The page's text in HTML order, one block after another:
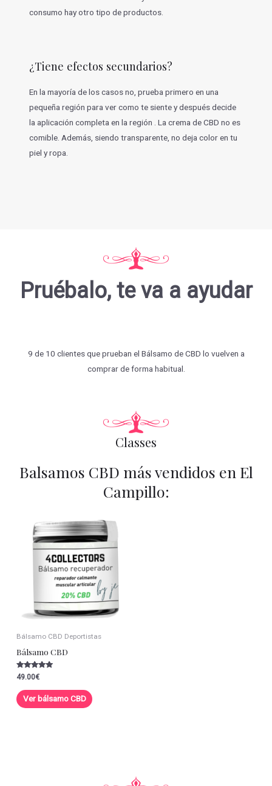
consumo hay otro tipo de productos.
¿Tiene efectos secundarios?
En la mayoría de los casos no, prueba primero en una
pequeña región para ver como te siente y después decide
la aplicación completa en la región . La crema de CBD no es
comible. Además, siendo transparente, no deja color en tu
piel y ropa.
Pruébalo, te va a ayudar
9 de 10 clientes que prueban el Bálsamo de CBD lo vuelven a
comprar de forma habitual.
Classes
Balsamos CBD más vendidos en El
Campillo:
Bálsamo CBD Deportistas
Bálsamo CBD
Valorado con
5.00
de 5
49.00€
Ver bálsamo CBD